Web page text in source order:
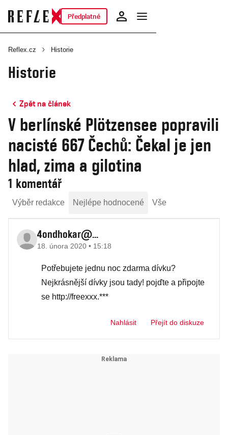
Předplatné
Reflex.cz Historie
Historie
Zpět na článek
V berlínské Plötzensee popravili
nacisté 667 Čechů: Čekal je jen
hlad, zima a gilotina
1 komentář
Výběr redakce Nejlépe hodnocené Vše
4ondhokar@...
18. února 2020 • 15:18
Potřebujete jednu noc zdarma dívku?
Nejkrásnější dívky jsou tady! pojďte a připojte
se http://freexxx.***
Nahlásit Přejít do diskuze